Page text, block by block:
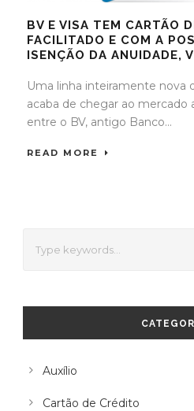
BV E VISA TEM CARTÃO
FACILITADO E COM A
ISENÇÃO DA ANUIDADE,
Uma linha inteiramente nova
acaba de chegar ao mercado
entre o BV, antigo Banco...
READ MORE
Auxílio
Cartão de Crédito